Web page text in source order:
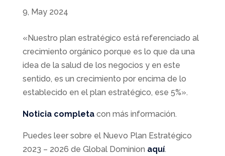
9, May 2024
«Nuestro plan estratégico está referenciado al
crecimiento orgánico porque es lo que da una
idea de la salud de los negocios y en este
sentido, es un crecimiento por encima de lo
establecido en el plan estratégico, ese 5%».
Noticia completacon más información.
Puedes leer sobre el Nuevo Plan Estratégico
2023 – 2026 de Global Dominion aquí.